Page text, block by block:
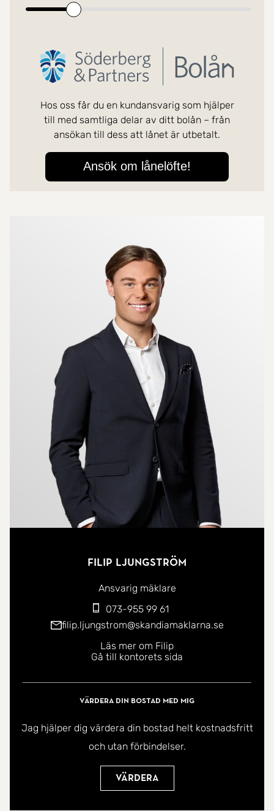
Filip Ljungström
Ansvarig mäklare
073-955 99 61
filip.ljungstrom@skandiamaklarna.se
Läs mer om Filip
Gå till kontorets sida
Värdera din bostad med mig
Jag hjälper dig värdera din bostad helt kostnadsfritt
och utan förbindelser.
Värdera